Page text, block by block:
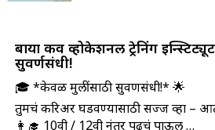
बाया कर्वे व्होकेशनल ट्रेनिंग
सुवर्णसंधी!
🎓 *केवळ मुलींसाठी सुवर्णसंधी!* 🌟
तुमचं करिअर घडवण्यासाठी सज्ज व्हा –
👩‍🎓 10वी / 12वी नंतर पुढचं पाऊल …